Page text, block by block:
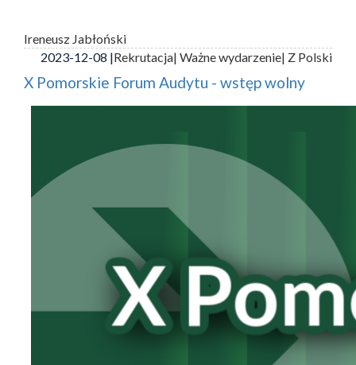
Ireneusz Jabłoński
2023-12-08 |Rekrutacja| Ważne wydarzenie| Z Polski
X Pomorskie Forum Audytu - wstęp wolny